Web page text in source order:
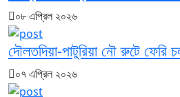
০৮ এপ্রিল ২০২৬
দৌলতদিয়া-পাটুরিয়া নৌ রুটে ফেরি
০৭ এপ্রিল ২০২৬